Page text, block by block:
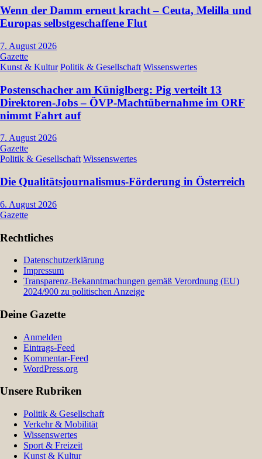
Wenn der Damm erneut kracht – Ceuta, Melilla und
Europas selbstgeschaffene Flut
7. August 2026
Gazette
Kunst & Kultur Politik & Gesellschaft Wissenswertes
Postenschacher am Küniglberg: Pig verteilt 13
Direktoren-Jobs – ÖVP-Machtübernahme im ORF
nimmt Fahrt auf
7. August 2026
Gazette
Politik & Gesellschaft Wissenswertes
Die Qualitätsjournalismus-Förderung in Österreich
6. August 2026
Gazette
Rechtliches
Datenschutzerklärung
Impressum
Transparenz-Bekanntmachungen gemäß Verordnung (EU)
2024/900 zu politischen Anzeige
Deine Gazette
Anmelden
Eintrags-Feed
Kommentar-Feed
WordPress.org
Unsere Rubriken
Politik & Gesellschaft
Verkehr & Mobilität
Wissenswertes
Sport & Freizeit
Kunst & Kultur